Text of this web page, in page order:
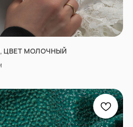
ЦВЕТ МОЛОЧНЫЙ